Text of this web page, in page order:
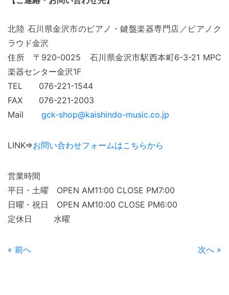
北陸 石川県金沢市のピアノ・鍵盤楽器専門店／ピアノク
ラウド金沢
住所 〒920-0025 石川県金沢市駅西本町6-3-21 MPC
楽器センター金沢1F
TEL 076-221-1544
FAX 076-221-2003
Mail gck-shop@kaishindo-music.co.jp
LINK⇒お問い合わせフォームはこちらから
営業時間
平日・土曜 OPEN AM11:00 CLOSE PM7:00
日曜・祝日 OPEN AM10:00 CLOSE PM6:00
定休日 水曜
« 前へ 次へ »